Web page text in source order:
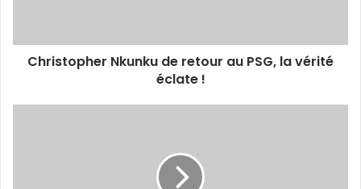
éclate
Christopher Nkunku de retour au PSG, la vérité
éclate !